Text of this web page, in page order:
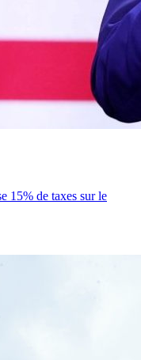
15% de taxes sur le